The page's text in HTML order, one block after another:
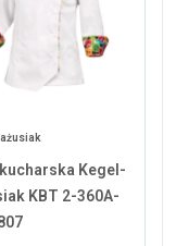
Kegel-
KBT 2-360A-